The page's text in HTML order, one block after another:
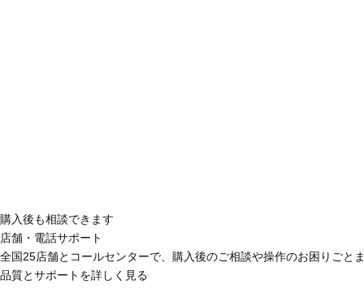
購入後も相談できます
店舗・電話サポート
全国25店舗とコールセンターで、購入後のご相談や操作のお困りごと
品質とサポートを詳しく見る